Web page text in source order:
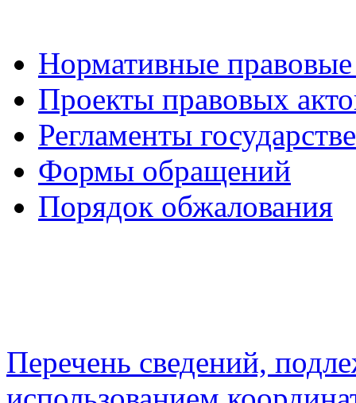
Нормативные
Проекты правовых
Регламенты
Формы обращений
Порядок обжалования
Перечень сведений,